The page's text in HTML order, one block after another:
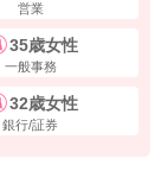
に直進してください。
営業
35歳女性
一般事務
32歳女性
銀行/証券